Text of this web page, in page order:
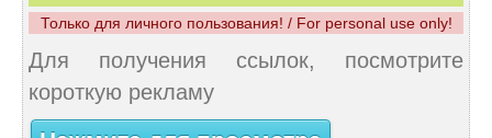
Только для личного пользования! / For personal use only!
Для получения ссылок, посмотрите
короткую рекламу